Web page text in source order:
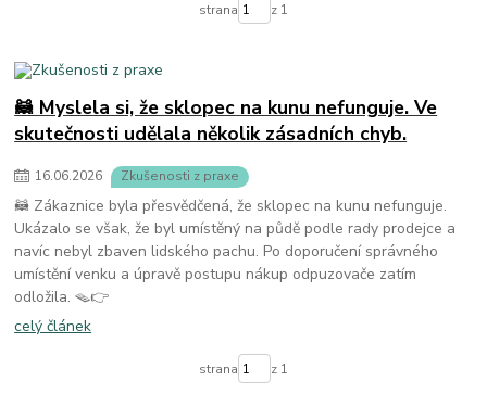
strana z 1
🦝 Myslela si, že sklopec na kunu nefunguje. Ve
skutečnosti udělala několik zásadních chyb.
16.06.2026 Zkušenosti z praxe
🦝 Zákaznice byla přesvědčená, že sklopec na kunu nefunguje.
Ukázalo se však, že byl umístěný na půdě podle rady prodejce a
navíc nebyl zbaven lidského pachu. Po doporučení správného
umístění venku a úpravě postupu nákup odpuzovače zatím
odložila. 🪤👉
celý článek
strana z 1